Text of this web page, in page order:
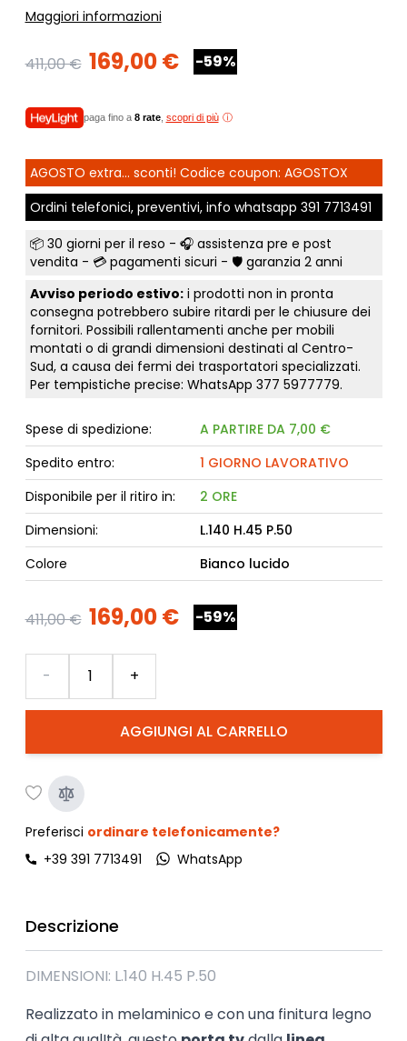
Maggiori informazioni
411,00 € 169,00 € -59%
paga fino a 8 rate, scopri di più
AGOSTO extra... sconti! Codice coupon: AGOSTOX
Ordini telefonici, preventivi, info whatsapp 391 7713491
📦 30 giorni per il reso - 🎧 assistenza pre e post
vendita - 💳 pagamenti sicuri - 🛡️ garanzia 2 anni
Avviso periodo estivo:i prodotti non in pronta
consegna potrebbero subire ritardi per le chiusure dei
fornitori. Possibili rallentamenti anche per mobili
montati o di grandi dimensioni destinati al Centro-
Sud, a causa dei fermi dei trasportatori specializzati.
Per tempistiche precise: WhatsApp 377 5977779.
Spese di spedizione:
A PARTIRE DA 7,00 €
Spedito entro:
1 GIORNO LAVORATIVO
Disponibile per il ritiro in:
2 ORE
Dimensioni:
L.140 H.45 P.50
Colore
Bianco lucido
411,00 € 169,00 € -59%
AGGIUNGI AL CARRELLO
- +
Preferisci ordinare telefonicamente?
+39 391 7713491
WhatsApp
Descrizione
DIMENSIONI: L.140 H.45 P.50
Realizzato in melaminico e con una finitura legno